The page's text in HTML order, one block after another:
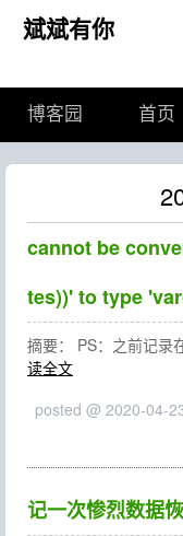
斌斌有你
博客园 首页
cannot be
tes))' to type
摘要： PS：之前记录
读全文
posted @ 2020-04-
记一次惨烈数据